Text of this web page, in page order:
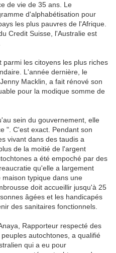
de vie de 35 ans. Le
d'alphabétisation pour
les plus pauvres de l'Afrique.
Credit Suisse, l'Australie est
les citoyens les plus riches
L'année dernière, le
Macklin, a fait rénové son
pour la modique somme de
sein du gouvernement, elle
". C'est exact. Pendant son
vivant dans des taudis a
de la moitié de l'argent
a été empoché par des
qu'elle a largement
typique dans une
doit accueillir jusqu'à 25
âgées et les handicapés
des sanitaires fonctionnels.
Rapporteur respecté des
autochtones, a qualifié
qui a eu pour